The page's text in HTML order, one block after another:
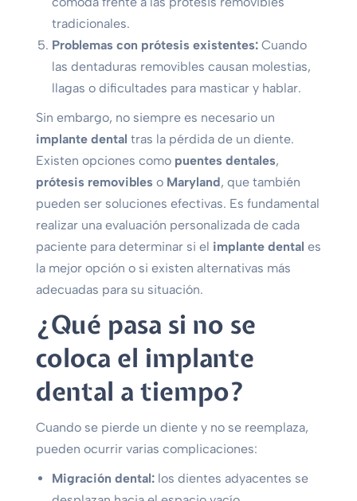
tradicionales.
Problemas con prótesis existentes:Cuando
las dentaduras removibles causan molestias,
llagas o dificultades para masticar y hablar.
Sin embargo, no siempre es necesario un
implante dental tras la pérdida de un diente.
Existen opciones como puentes dentales,
prótesis removibleso Maryland, que también
pueden ser soluciones efectivas. Es fundamental
realizar una evaluación personalizada de cada
paciente para determinar si el implante dental es
la mejor opción o si existen alternativas más
adecuadas para su situación.
¿Qué pasa si no se
coloca el implante
dental a tiempo?
Cuando se pierde un diente y no se reemplaza,
pueden ocurrir varias complicaciones:
Migración dental:los dientes adyacentes se